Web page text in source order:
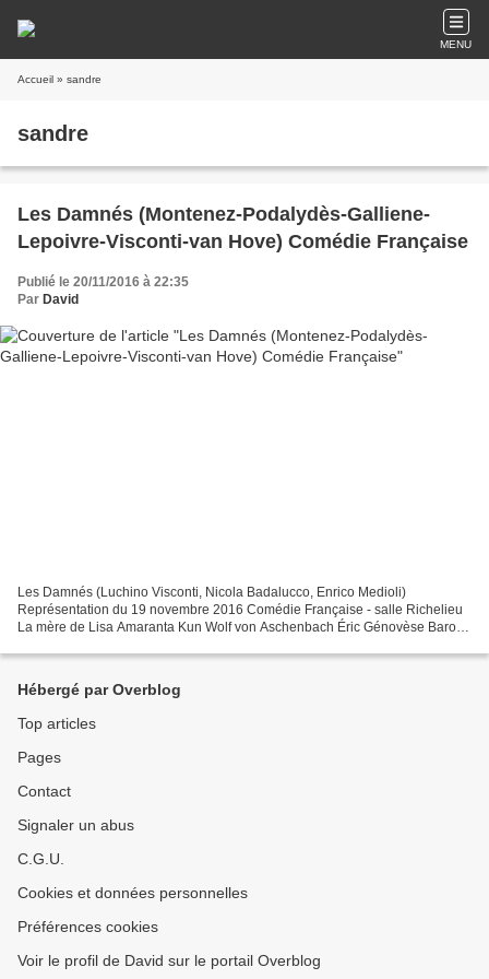
MENU
Accueil » sandre
sandre
Les Damnés (Montenez-Podalydès-Galliene-
Lepoivre-Visconti-van Hove) Comédie Française
Publié le 20/11/2016 à 22:35
Par David
Les Damnés (Luchino Visconti, Nicola Badalucco, Enrico Medioli)
Représentation du 19 novembre 2016 Comédie Française - salle Richelieu
La mère de Lisa Amaranta Kun Wolf von Aschenbach Éric Génovèse Baron
Hébergé par Overblog
Top articles
Pages
Contact
Signaler un abus
C.G.U.
Cookies et données personnelles
Préférences cookies
Voir le profil de David sur le portail Overblog